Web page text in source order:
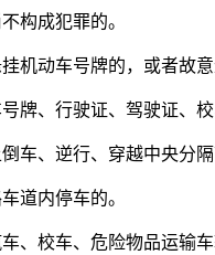
构成犯罪的。
机动车号牌的，或者故
牌、行驶证、驾驶证、
车、逆行、穿越中央分
道内停车的。
、校车、危险物品运输